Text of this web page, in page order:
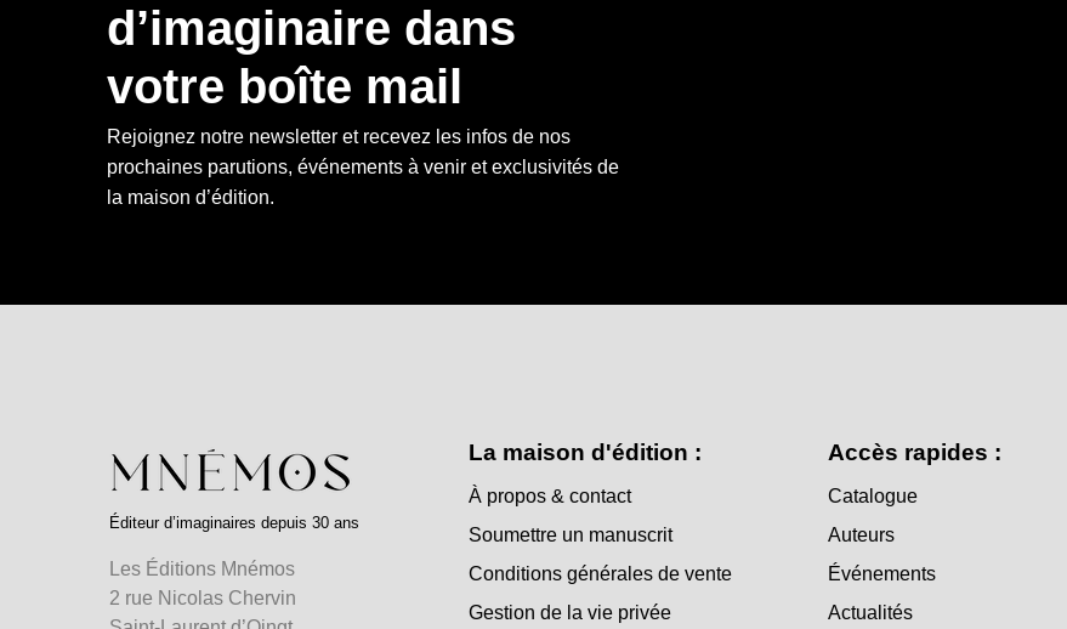
d’imaginaire dans
votre boîte mail
Rejoignez notre newsletter et recevez les infos de nos
prochaines parutions, événements à venir et exclusivités de
la maison d’édition.
Éditeur d’imaginaires depuis 30 ans
Les Éditions Mnémos
2 rue Nicolas Chervin
La maison d'édition :
À propos & contact
Soumettre un manuscrit
Conditions générales de vente
Gestion de la vie privée
Accès rapides :
Catalogue
Auteurs
Événements
Actualités